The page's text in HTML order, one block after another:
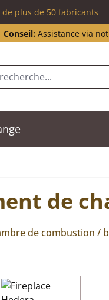
plus de 50 fabricants
Conseil: Assistance via
de
de combustion /